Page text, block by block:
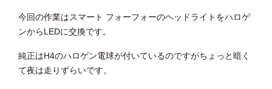
今回の作業はスマート フォーフォーのヘッドライトをハロゲ
ンからLEDに交換です。
純正はH4のハロゲン電球が付いているのですがちょっと暗く
て夜は走りずらいです。